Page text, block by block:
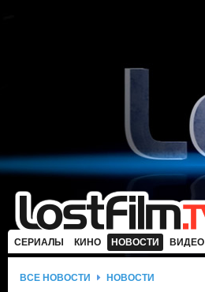
СЕРИАЛЫ КИНО НОВОСТИ ВИДЕО
ВСЕ НОВОСТИ НОВОСТИ